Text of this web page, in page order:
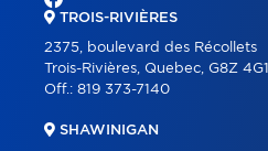
TROIS-RIVIÈRES
2375, boulevard des Récollets
Trois-Rivières, Quebec, G8Z 4G1
Off.: 819 373-7140
SHAWINIGAN